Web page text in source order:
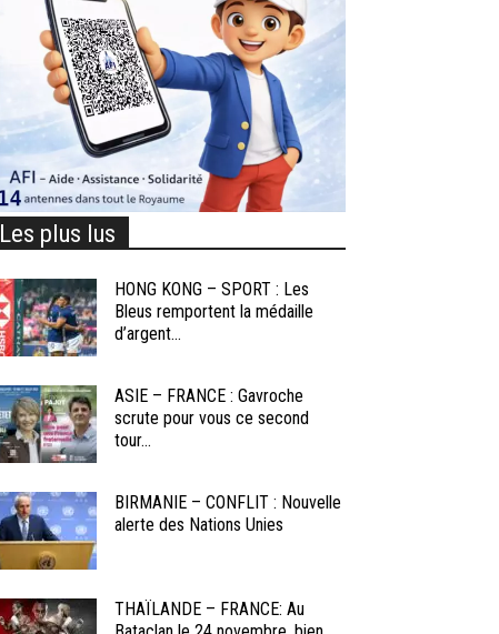
Les plus lus
HONG KONG – SPORT : Les
Bleus remportent la médaille
d’argent...
ASIE – FRANCE : Gavroche
scrute pour vous ce second
tour...
BIRMANIE – CONFLIT : Nouvelle
alerte des Nations Unies
THAÏLANDE – FRANCE: Au